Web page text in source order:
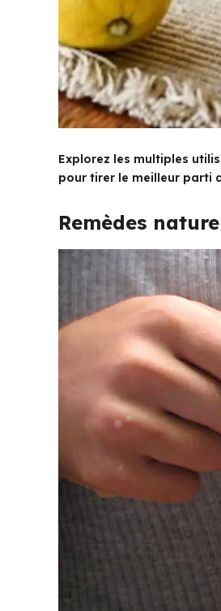
Explorez les multiples
pour tirer le meilleur parti
Remèdes